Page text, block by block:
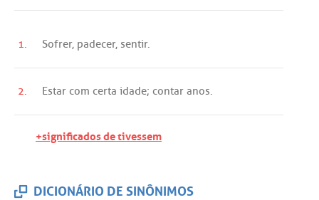
1. Sofrer, padecer, sentir.
2. Estar com certa idade; contar anos.
+significados de tivessem
DICIONÁRIO DE SINÔNIMOS